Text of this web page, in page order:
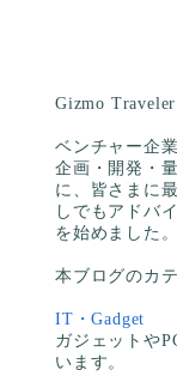
Gizmo
ベンチャー企
企画・開発・
に、皆さまに
しでもアドバ
を始めました。
本ブログのカ
IT・Gadget
ガジェットや
います。